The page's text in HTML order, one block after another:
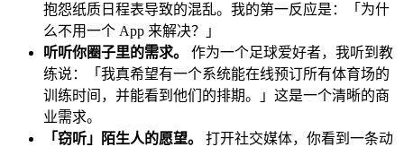
抱怨纸质日程表导致的混乱。我的第一反应是：「为什
么不用一个 App 来解决？」
听听你圈子里的需求。
作为一个足球爱好者，我听到教
练说：「我真希望有一个系统能在线预订所有体育场的
训练时间，并能看到他们的排期。」这是一个清晰的商
业需求。
「窃听」陌生人的愿望。
打开社交媒体，你看到一条动